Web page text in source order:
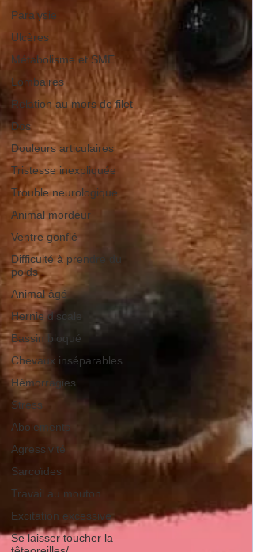
Paralysie
Ulcères
Métabolisme et SME
Lombaires
Relation au mors de filet
Dos
Douleurs articulaires
Tristesse inexpliquée
Trouble neurologique
Animal mordeur
Ventre gonflé
Difficulté à prendre du
poids
Animal âgé
Hernie discale
Bassin bloqué
Chevaux inséparables
Hémorragies
Stress
Aboiements
Agressivité
Sarcoïdes
Travail au mouton
Excitation excessive
Se laisser toucher la